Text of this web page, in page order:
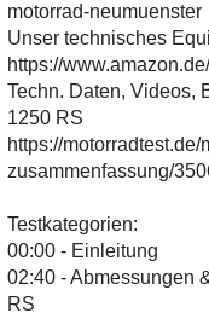
motorrad-neumuenster
Unser technisches
https://
Techn. Daten, Videos,
1250 RS
https://motorradtest.de/
zusammenfassung/
Testkategorien:
00:00 - Einleitung
02:40 - Abmessungen
RS